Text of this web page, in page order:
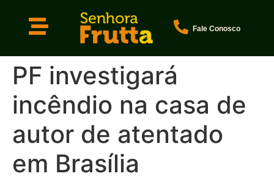
Fale Conosco
PF investigará
incêndio na casa de
autor de atentado
em Brasília